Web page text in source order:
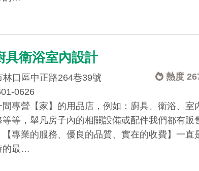
具衛浴室內設計
熱度
口區中正路264巷39號
0626
間專營【家】的用品店，例如：廚具、衛浴、室
等等，舉凡房子內的相關設備或配件我們都有販
【專業的服務、優良的品質、實在的收費】一直
的最…